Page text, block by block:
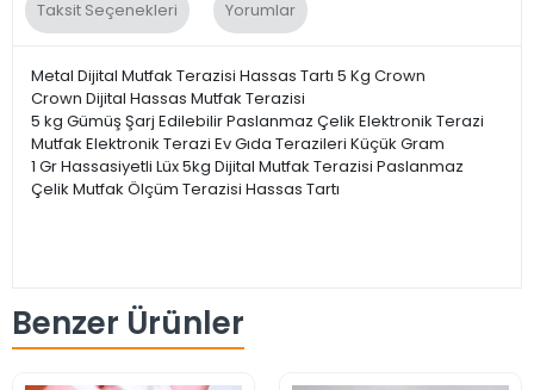
Taksit Seçenekleri Yorumlar
Metal Dijital Mutfak Terazisi Hassas Tartı 5 Kg Crown
Crown Dijital Hassas Mutfak Terazisi
5 kg Gümüş Şarj Edilebilir Paslanmaz Çelik Elektronik Terazi
Mutfak Elektronik Terazi Ev Gıda Terazileri Küçük Gram
1 Gr Hassasiyetli Lüx 5kg Dijital Mutfak Terazisi Paslanmaz
Çelik Mutfak Ölçüm Terazisi Hassas Tartı
Benzer Ürünler